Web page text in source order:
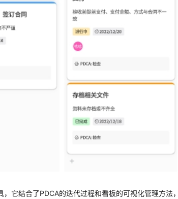
它结合了PDCA的迭代过程和看板的可视化管理方法